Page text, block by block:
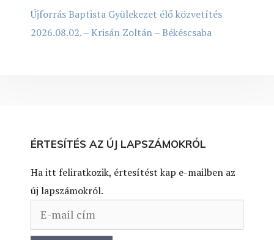
Újforrás Baptista Gyülekezet élő közvetítés
2026.08.02. – Krisán Zoltán – Békéscsaba
ÉRTESÍTÉS AZ ÚJ LAPSZÁMOKRÓL
Ha itt feliratkozik, értesítést kap e-mailben az
új lapszámokról.